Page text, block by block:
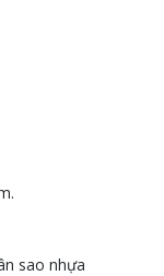
sao nhựa